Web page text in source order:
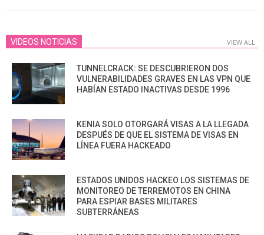
VIDEOS NOTICIAS VIEW ALL
TUNNELCRACK: SE DESCUBRIERON DOS
VULNERABILIDADES GRAVES EN LAS VPN QUE
HABÍAN ESTADO INACTIVAS DESDE 1996
KENIA SOLO OTORGARÁ VISAS A LA LLEGADA
DESPUÉS DE QUE EL SISTEMA DE VISAS EN
LÍNEA FUERA HACKEADO
ESTADOS UNIDOS HACKEO LOS SISTEMAS DE
MONITOREO DE TERREMOTOS EN CHINA
PARA ESPIAR BASES MILITARES
SUBTERRÁNEAS